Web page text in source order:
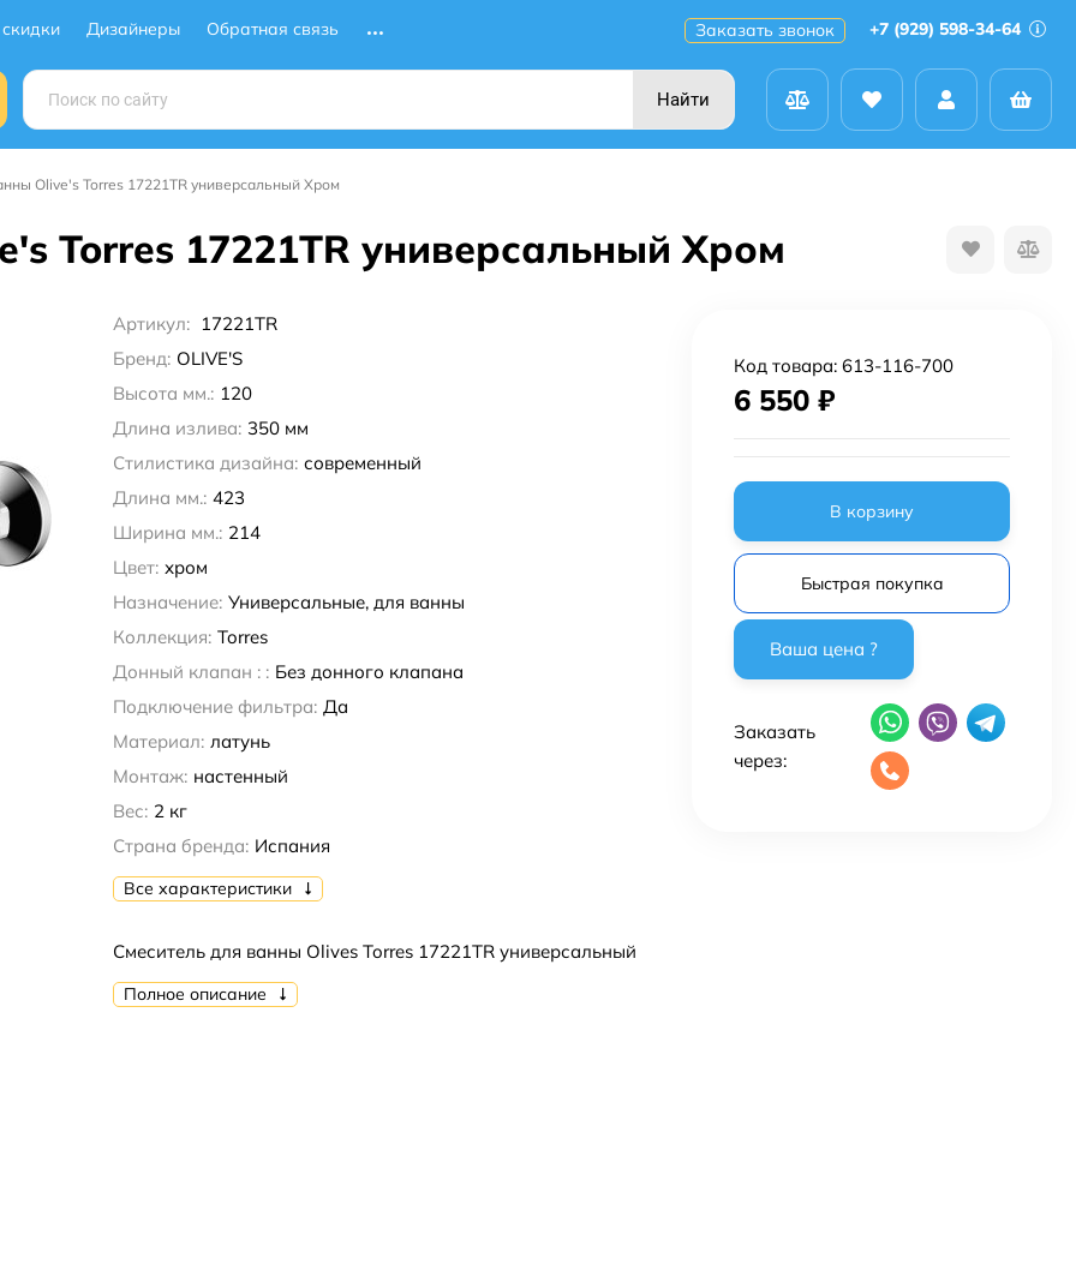
Дизайнеры Обратная связь Заказать звонок +7 (929) 598-34-64
Найти
Olive's Torres 17221TR универсальный Хром
Torres 17221TR универсальный Хром
Артикул: 17221TR
Бренд: OLIVE'S
Высота мм.: 120
Длина излива: 350 мм
Стилистика дизайна: современный
Длина мм.: 423
Ширина мм.: 214
Цвет: хром
Назначение: Универсальные, для ванны
Коллекция: Torres
Донный клапан : : Без донного клапана
Подключение фильтра: Да
Материал: латунь
Монтаж: настенный
Вес: 2 кг
Страна бренда: Испания
Все характеристики
Смеситель для ванны Olives Torres 17221TR универсальный
Полное описание
Код товара: 613-116-700
6 550 ₽
В корзину
Быстрая покупка
Заказать
через: